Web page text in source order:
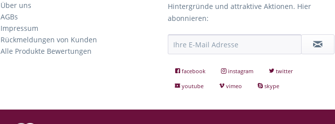
Über uns
AGBs
Impressum
Rückmeldungen von Kunden
Alle Produkte Bewertungen
Hintergründe und attraktive Aktionen. Hier
abonnieren:
facebook instagram
twitter
youtube
vimeo skype